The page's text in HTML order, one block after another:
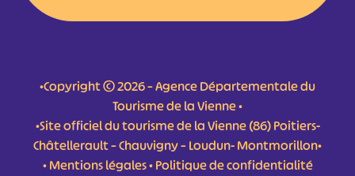
•Copyright © 2026 – Agence Départementale du
Tourisme de la Vienne •
•Site officiel du tourisme de la Vienne (86) Poitiers-
Châtellerault – Chauvigny – Loudun- Montmorillon•
•Mentions légales•Politique de confidentialité